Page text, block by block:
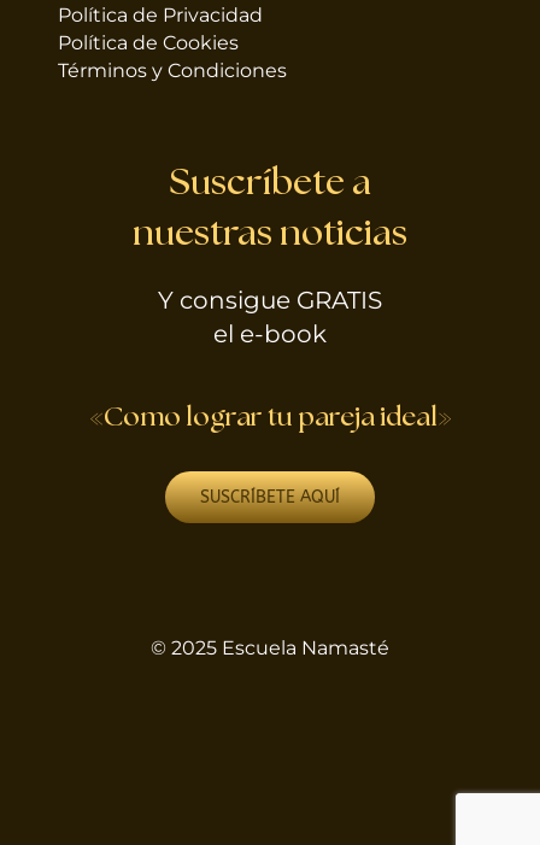
Política de Privacidad
Política de Cookies
Términos y Condiciones
Suscríbete a
nuestras noticias
Y consigue GRATIS
el e-book
«Como lograr tu pareja ideal»
SUSCRÍBETE AQUÍ
© 2025 Escuela Namasté